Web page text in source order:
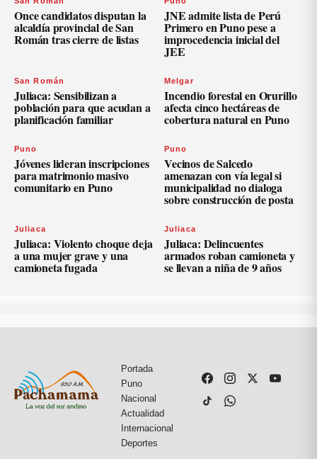
Once candidatos disputan la
alcaldía provincial de San
Román tras cierre de listas
JNE admite lista de Perú
Primero en Puno pese a
improcedencia inicial del
JEE
San Román
Juliaca: Sensibilizan a
población para que acudan a
planificación familiar
Melgar
Incendio forestal en Orurillo
afecta cinco hectáreas de
cobertura natural en Puno
Puno
Jóvenes lideran inscripciones
para matrimonio masivo
comunitario en Puno
Puno
Vecinos de Salcedo
amenazan con vía legal si
municipalidad no dialoga
sobre construcción de posta
Juliaca
Juliaca: Violento choque deja
a una mujer grave y una
camioneta fugada
Juliaca
Juliaca: Delincuentes
armados roban camioneta y
se llevan a niña de 9 años
Portada
Puno
Nacional
Actualidad
Internacional
Deportes